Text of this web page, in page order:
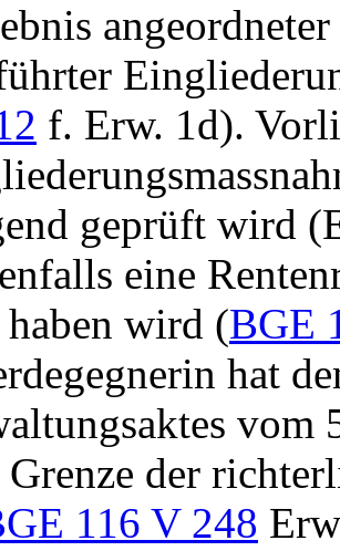
f. Erw. 1d).
geprüft wird
eine
wird (BGE
hat
vom
der
116 V 248